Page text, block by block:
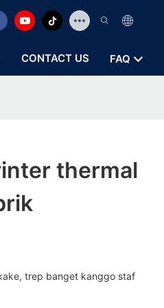
CONTACT US FAQ
thermal
trep banget kanggo staf